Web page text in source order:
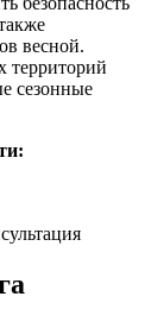
весной.
территорий
сезонные